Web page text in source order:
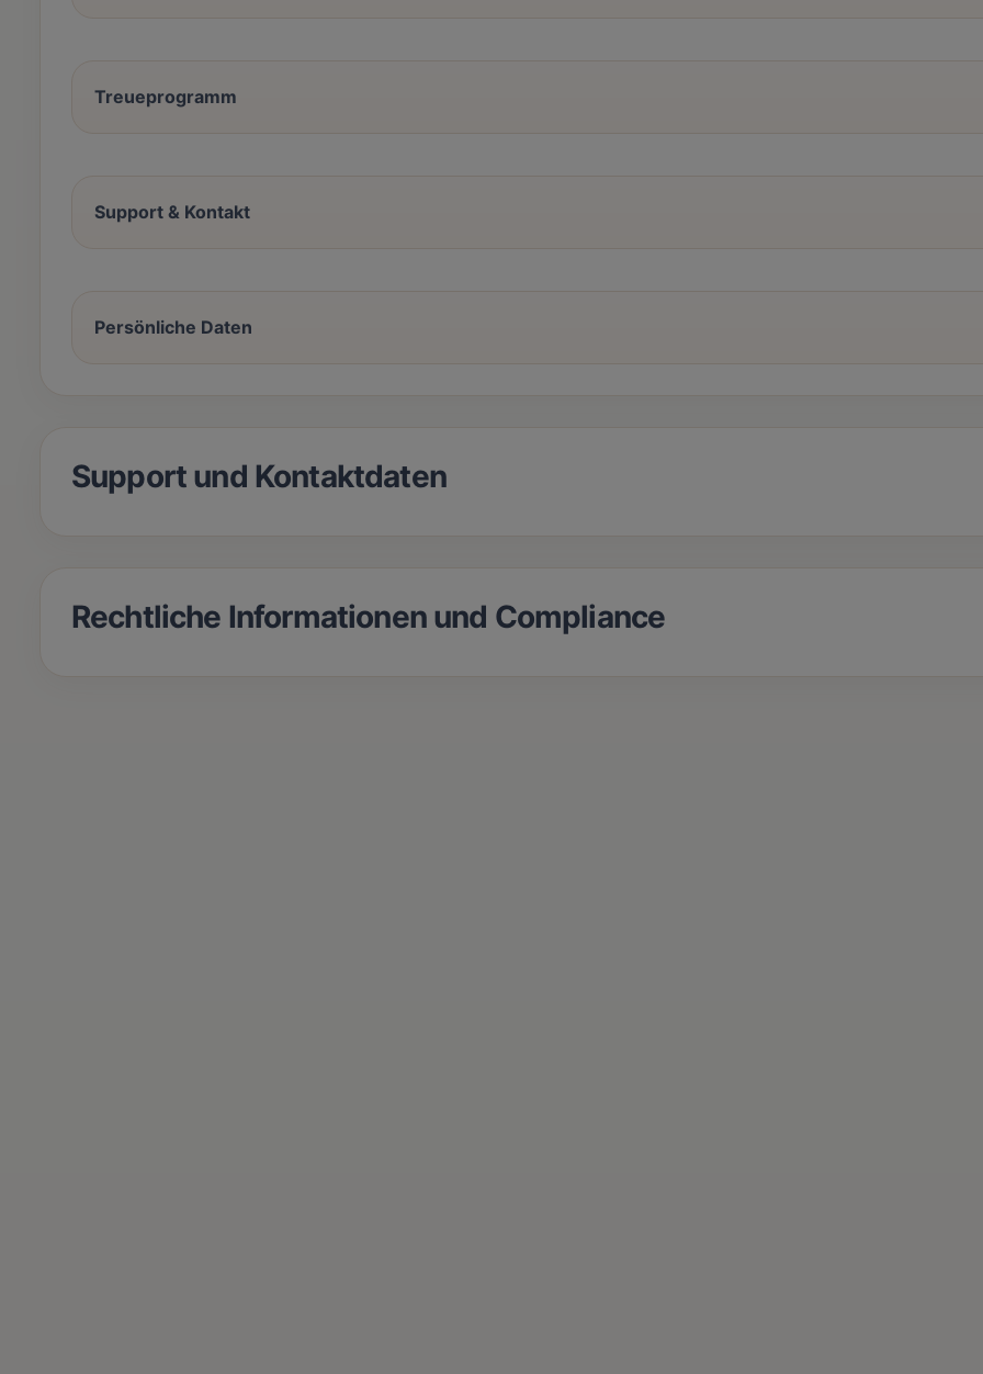
Treueprogramm
Support & Kontakt
Persönliche Daten
Support und Kontaktdaten
Rechtliche Informationen und Compliance